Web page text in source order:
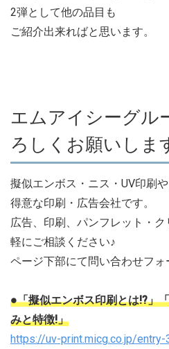
2弾として他の品目も
ご紹介出来ればと思います。
エムアイシーグル
ろしくお願いしま
擬似エンボス・ニス・UV印刷
得意な印刷・広告会社です。
広告、印刷、パンフレット・
軽にご相談ください♪
ページ下部にて問い合わせフォ
●「擬似エンボス印刷とは!?」
みと特徴!」
https://uv-print.micg.co.jp/entry-